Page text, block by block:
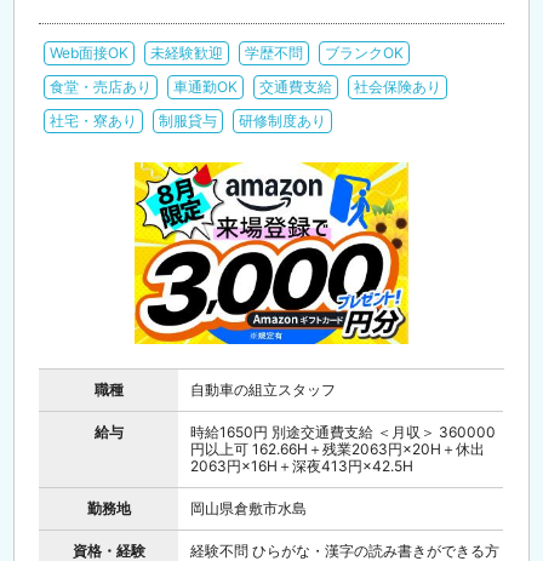
Web面接OK 未経験歓迎 学歴不問
ブランクOK
食堂・売店あり
車通勤OK 交通費支給
社会保険あり
社宅・寮あり
制服貸与 研修制度あり
職種 自動車の組立スタッフ
給与
時給1650円 別途交通費支給 ＜月収＞ 360000
円以上可 162.66H＋残業2063円×20H＋休出
2063円×16H＋深夜413円×42.5H
勤務地 岡山県倉敷市水島
資格・経験 経験不問 ひらがな・漢字の読み書きができる方